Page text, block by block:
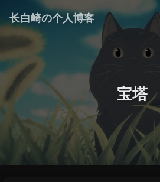
长白崎の个人博客
宝塔